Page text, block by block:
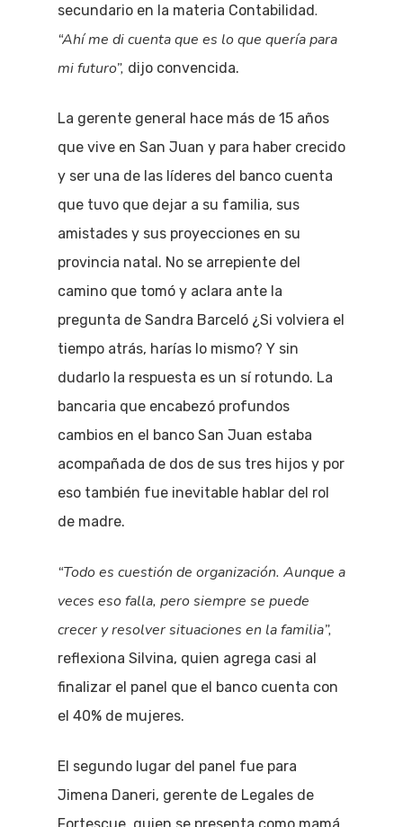
secundario en la materia Contabilidad.
“Ahí me di cuenta que es lo que quería para
mi futuro”, dijo convencida.
La gerente general hace más de 15 años
que vive en San Juan y para haber crecido
y ser una de las líderes del banco cuenta
que tuvo que dejar a su familia, sus
amistades y sus proyecciones en su
provincia natal. No se arrepiente del
camino que tomó y aclara ante la
pregunta de Sandra Barceló ¿Si volviera el
tiempo atrás, harías lo mismo? Y sin
dudarlo la respuesta es un sí rotundo. La
bancaria que encabezó profundos
cambios en el banco San Juan estaba
acompañada de dos de sus tres hijos y por
eso también fue inevitable hablar del rol
de madre.
“Todo es cuestión de organización. Aunque a
veces eso falla, pero siempre se puede
crecer y resolver situaciones en la familia”,
reflexiona Silvina, quien agrega casi al
finalizar el panel que el banco cuenta con
el 40% de mujeres.
El segundo lugar del panel fue para
Jimena Daneri, gerente de Legales de